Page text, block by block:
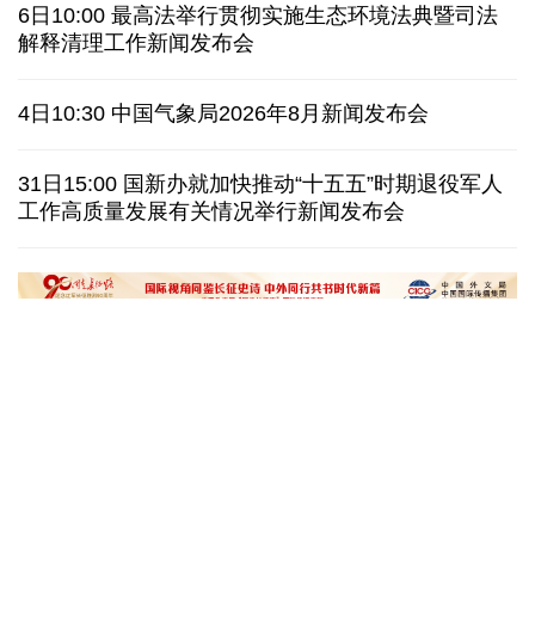
白宫否认特朗普与赫格塞思因弹药库存短缺发生争执
美媒称美国增派人手 在古巴加大力度开展情报活动
巴西降级与阿根廷关系 阿称驻巴大使将“回国休假”
6日10:00 最高法举行贯彻实施生态环境法典暨司法
解释清理工作新闻发布会
4日10:30 中国气象局2026年8月新闻发布会
31日15:00 国新办就加快推动“十五五”时期退役军人
工作高质量发展有关情况举行新闻发布会